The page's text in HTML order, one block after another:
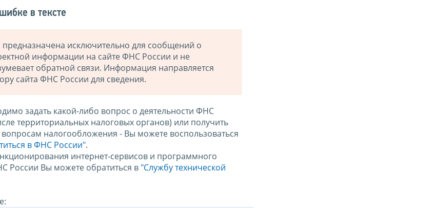
в тексте
исключительно для сообщений о
информации на сайте ФНС России и не
обратной связи. Информация направляется
сайта ФНС России для сведения.
задать какой-либо вопрос о деятельности ФНС
территориальных налоговых органов) или получить
налогообложения - Вы можете воспользоваться
в ФНС России".
интернет-сервисов и программного
России Вы можете обратиться в "Службу технической